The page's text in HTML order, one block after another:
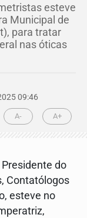
esteve
Municipal de
para tratar
nas óticas
09:46
A- A+
do
Contatólogos
esteve no